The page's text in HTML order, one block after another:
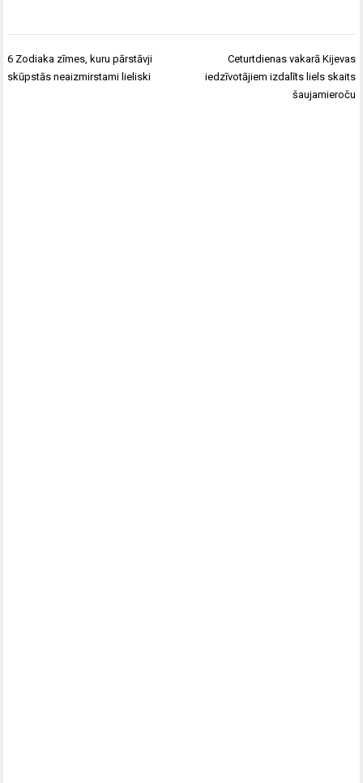
Ziņu
izvēlne
6 Zodiaka zīmes, kuru pārstāvji
skūpstās neaizmirstami lieliski
Ceturtdienas vakarā Kijevas
iedzīvotājiem izdalīts liels skaits
šaujamieroču